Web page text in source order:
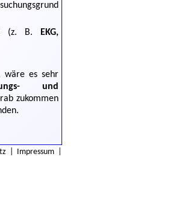
(z. B.
EKG,
wäre es sehr
und
zukommen
Impressum